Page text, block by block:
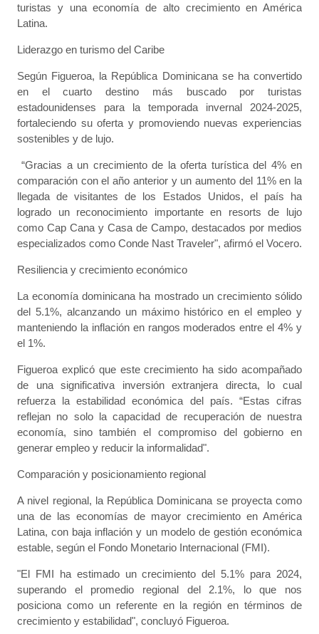
turistas y una economía de alto crecimiento en América
Latina.
Liderazgo en turismo del Caribe
Según Figueroa, la República Dominicana se ha convertido
en el cuarto destino más buscado por turistas
estadounidenses para la temporada invernal 2024-2025,
fortaleciendo su oferta y promoviendo nuevas experiencias
sostenibles y de lujo.
“Gracias a un crecimiento de la oferta turística del 4% en
comparación con el año anterior y un aumento del 11% en la
llegada de visitantes de los Estados Unidos, el país ha
logrado un reconocimiento importante en resorts de lujo
como Cap Cana y Casa de Campo, destacados por medios
especializados como Conde Nast Traveler", afirmó el Vocero.
Resiliencia y crecimiento económico
La economía dominicana ha mostrado un crecimiento sólido
del 5.1%, alcanzando un máximo histórico en el empleo y
manteniendo la inflación en rangos moderados entre el 4% y
el 1%.
Figueroa explicó que este crecimiento ha sido acompañado
de una significativa inversión extranjera directa, lo cual
refuerza la estabilidad económica del país. “Estas cifras
reflejan no solo la capacidad de recuperación de nuestra
economía, sino también el compromiso del gobierno en
generar empleo y reducir la informalidad".
Comparación y posicionamiento regional
A nivel regional, la República Dominicana se proyecta como
una de las economías de mayor crecimiento en América
Latina, con baja inflación y un modelo de gestión económica
estable, según el Fondo Monetario Internacional (FMI).
"El FMI ha estimado un crecimiento del 5.1% para 2024,
superando el promedio regional del 2.1%, lo que nos
posiciona como un referente en la región en términos de
crecimiento y estabilidad", concluyó Figueroa.